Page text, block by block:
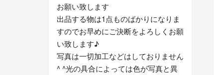
お願い致します
出品する物は1点ものばかりになりま
すのでお早めにご決断をよろしくお願
い致します♪
写真は一切加工などはしておりません
^ ^光の具合によっては色が写真と異